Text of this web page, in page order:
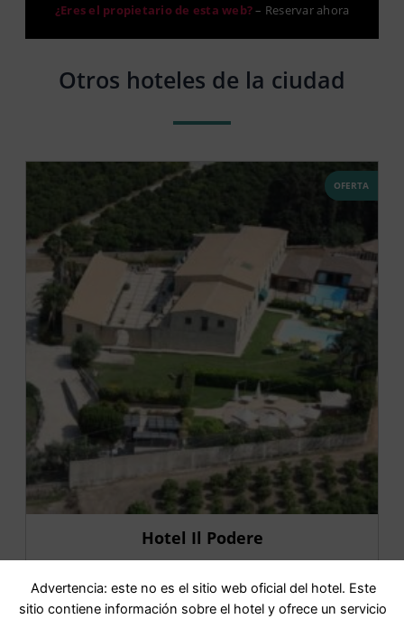
¿Eres el propietario de esta web?– Reservar ahora
Otros hoteles de la ciudad
OFERTA
Hotel Il Podere
IR AL HOTEL
Advertencia: este no es el sitio web oficial del hotel. Este
sitio contiene información sobre el hotel y ofrece un servicio